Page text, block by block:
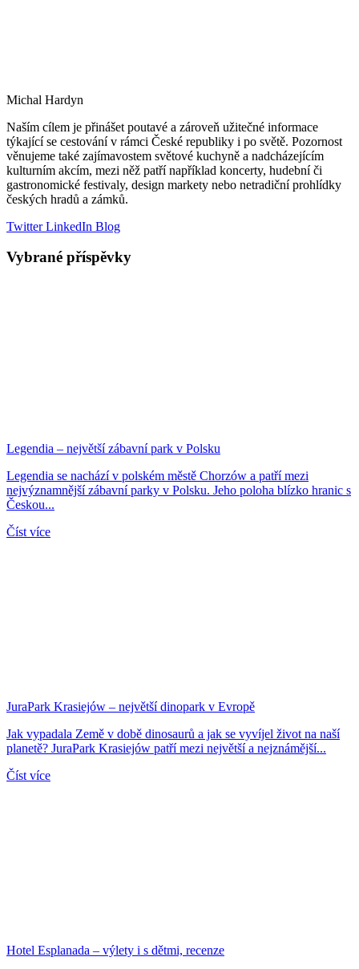
Michal Hardyn
Naším cílem je přinášet poutavé a zároveň užitečné informace
týkající se cestování v rámci České republiky i po světě. Pozornost
věnujeme také zajímavostem světové kuchyně a nadcházejícím
kulturním akcím, mezi něž patří například koncerty, hudební či
gastronomické festivaly, design markety nebo netradiční prohlídky
českých hradů a zámků.
TwitterLinkedIn Blog
Vybrané příspěvky
Legendia – největší zábavní park v Polsku
Legendia se nachází v polském městě Chorzów a patří mezi
nejvýznamnější zábavní parky v Polsku. Jeho poloha blízko hranic s
Českou...
Číst více
JuraPark Krasiejów – největší dinopark v Evropě
Jak vypadala Země v době dinosaurů a jak se vyvíjel život na naší
planetě? JuraPark Krasiejów patří mezi největší a nejznámější...
Číst více
Hotel Esplanada – výlety i s dětmi, recenze